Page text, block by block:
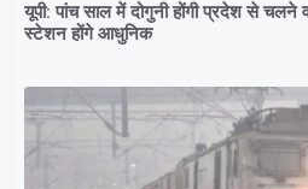
यूपी: पांच साल में दोगुनी होंगी प्रदेश से
स्टेशन होंगे आधुनिक